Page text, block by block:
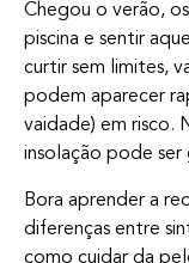
Chegou o verão,
piscina e sentir
curtir sem limites,
podem aparecer
vaidade) em risco.
insolação pode
Bora aprender a
diferenças entre
como cuidar da